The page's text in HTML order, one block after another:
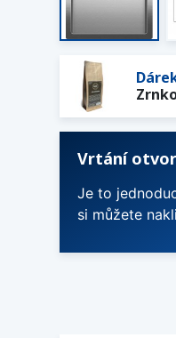
Vrtání
Je to
si můžete